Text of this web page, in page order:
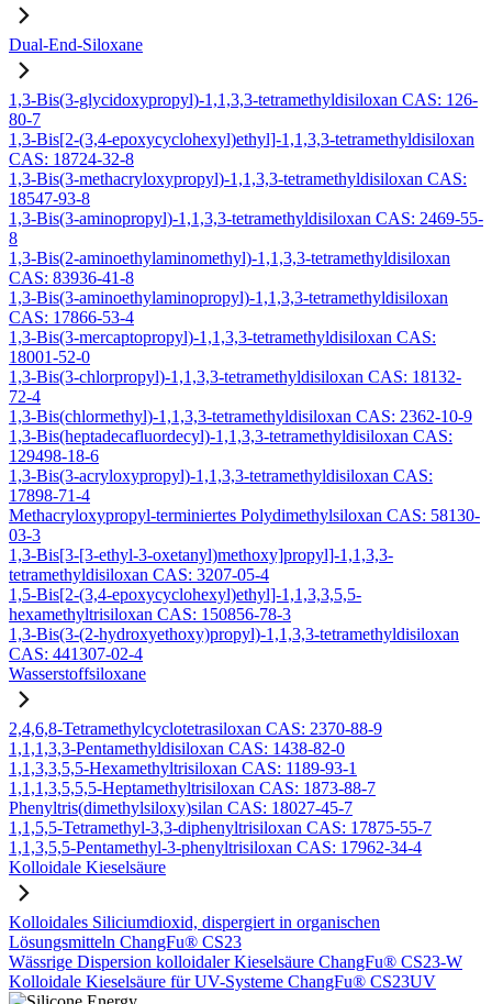
Dual-End-Siloxane
1,3-Bis(3-glycidoxypropyl)-1,1,3,3-tetramethyldisiloxan CAS: 126-
80-7
1,3-Bis[2-(3,4-epoxycyclohexyl)ethyl]-1,1,3,3-tetramethyldisiloxan
CAS: 18724-32-8
1,3-Bis(3-methacryloxypropyl)-1,1,3,3-tetramethyldisiloxan CAS:
18547-93-8
1,3-Bis(3-aminopropyl)-1,1,3,3-tetramethyldisiloxan CAS: 2469-55-
8
1,3-Bis(2-aminoethylaminomethyl)-1,1,3,3-tetramethyldisiloxan
CAS: 83936-41-8
1,3-Bis(3-aminoethylaminopropyl)-1,1,3,3-tetramethyldisiloxan
CAS: 17866-53-4
1,3-Bis(3-mercaptopropyl)-1,1,3,3-tetramethyldisiloxan CAS:
18001-52-0
1,3-Bis(3-chlorpropyl)-1,1,3,3-tetramethyldisiloxan CAS: 18132-
72-4
1,3-Bis(chlormethyl)-1,1,3,3-tetramethyldisiloxan CAS: 2362-10-9
1,3-Bis(heptadecafluordecyl)-1,1,3,3-tetramethyldisiloxan CAS:
129498-18-6
1,3-Bis(3-acryloxypropyl)-1,1,3,3-tetramethyldisiloxan CAS:
17898-71-4
Methacryloxypropyl-terminiertes Polydimethylsiloxan CAS: 58130-
03-3
1,3-Bis[3-[3-ethyl-3-oxetanyl)methoxy]propyl]-1,1,3,3-
tetramethyldisiloxan CAS: 3207-05-4
1,5-Bis[2-(3,4-epoxycyclohexyl)ethyl]-1,1,3,3,5,5-
hexamethyltrisiloxan CAS: 150856-78-3
1,3-Bis(3-(2-hydroxyethoxy)propyl)-1,1,3,3-tetramethyldisiloxan
CAS: 441307-02-4
Wasserstoffsiloxane
2,4,6,8-Tetramethylcyclotetrasiloxan CAS: 2370-88-9
1,1,1,3,3-Pentamethyldisiloxan CAS: 1438-82-0
1,1,3,3,5,5-Hexamethyltrisiloxan CAS: 1189-93-1
1,1,1,3,5,5,5-Heptamethyltrisiloxan CAS: 1873-88-7
Phenyltris(dimethylsiloxy)silan CAS: 18027-45-7
1,1,5,5-Tetramethyl-3,3-diphenyltrisiloxan CAS: 17875-55-7
1,1,3,5,5-Pentamethyl-3-phenyltrisiloxan CAS: 17962-34-4
Kolloidale Kieselsäure
Kolloidales Siliciumdioxid, dispergiert in organischen
Lösungsmitteln ChangFu® CS23
Wässrige Dispersion kolloidaler Kieselsäure ChangFu® CS23-W
Kolloidale Kieselsäure für UV-Systeme ChangFu® CS23UV